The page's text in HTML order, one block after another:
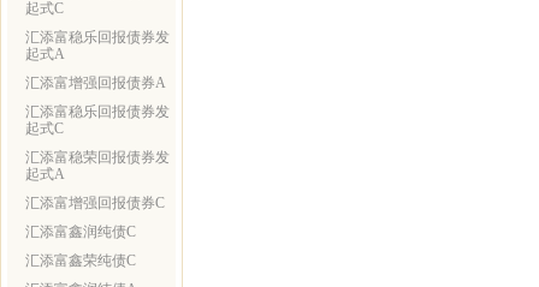
起式C
汇添富稳乐回报债券发
起式A
汇添富增强回报债券A
汇添富稳乐回报债券发
起式C
汇添富稳荣回报债券发
起式A
汇添富增强回报债券C
汇添富鑫润纯债C
汇添富鑫荣纯债C